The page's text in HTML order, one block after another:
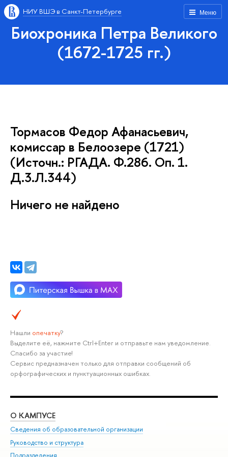
Меню
НИУ ВШЭ в Санкт-Петербурге
Биохроника Петра Великого
(1672-1725 гг.)
Тормасов Федор Афанасьевич,
комиссар в Белоозере (1721)
(Источн.: РГАДА. Ф.286. Оп. 1.
Д.3.Л.344)
Ничего не найдено
Нашли опечатку?
Выделите её, нажмите Ctrl+Enter и отправьте нам уведомление.
Спасибо за участие!
Сервис предназначен только для отправки сообщений об
орфографических и пунктуационных ошибках.
О КАМПУСЕ
Сведения об образовательной организации
Руководство и структура